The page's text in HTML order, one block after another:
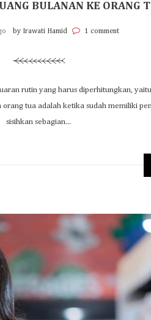
BULANAN KE ORANG
by Irawati Hamid 1 comment
rutin yang harus diperhitungkan,
tua adalah ketika sudah memiliki
sisihkan sebagian...